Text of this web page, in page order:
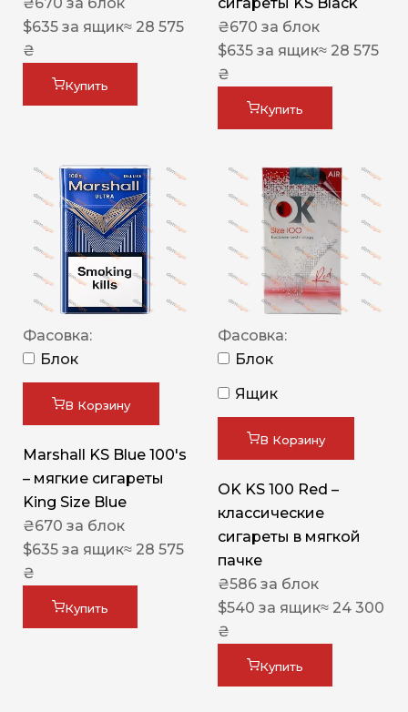
₴670 за блок
$635 за ящик≈ 28 575
₴
Купить
сигареты KS Black
₴670 за блок
$635 за ящик≈ 28 575
₴
Купить
Фасовка:
Блок
В Корзину
Marshall KS Blue 100's
– мягкие сигареты
King Size Blue
₴670 за блок
$635 за ящик≈ 28 575
₴
Купить
Фасовка:
Блок
Ящик
В Корзину
OK KS 100 Red –
классические
сигареты в мягкой
пачке
₴586 за блок
$540 за ящик≈ 24 300
₴
Купить